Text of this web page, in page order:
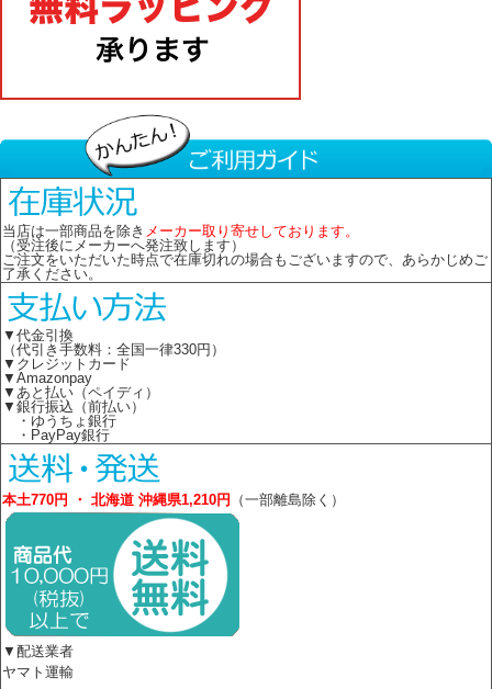
当店は一部商品を除き メーカー取り寄せしております。
（受注後にメーカーへ発注致します）
ご注文をいただいた時点で在庫切れの場合もございますので、あらかじめご
了承ください。
▼代金引換
（代引き手数料：全国一律330円）
▼クレジットカード
▼Amazonpay
▼あと払い（ペイディ）
▼銀行振込（前払い）
・ゆうちょ銀行
・PayPay銀行
本土770円 ・ 北海道 沖縄県1,210円 （一部離島除く）
▼配送業者
ヤマト運輸